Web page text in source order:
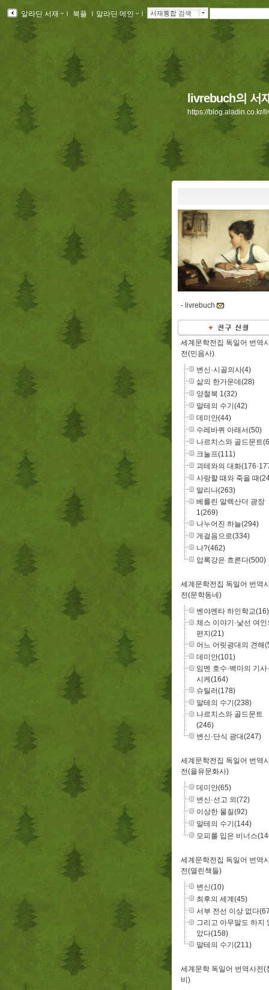
알라딘 서재 ｌ 북플 ｌ 알라딘 메인 ｌ 서재통합 검색
livrebuch의 서
https://blog.aladin.co.kr/
- livrebuch
세계문학전집 독일어 번역
전(민음사)
변신·시골의사(4)
삶의 한가운데(28)
양철북 1(32)
말테의 수기(42)
데미안(44)
수레바퀴 아래서(50)
나르치스와 골드문트
크눌프(111)
괴테와의 대화
사랑할 때와 죽을 때
말리나(263)
베를린 알렉산더 광장
1(269)
나누어진 하늘(294)
게걸음으로(334)
나?(462)
압록강은 흐른다(500)
세계문학전집 독일어 번역
전(문학동네)
벤야멘타 하인학교(16)
체스 이야기·낯선 여인
편지(21)
어느 어릿광대의 견해
데미안(101)
임멘 호수·백마의 기사
시케(164)
슈틸러(178)
말테의 수기(238)
나르치스와 골드문트
(246)
변신·단식 광대(247)
세계문학전집 독일어 번역
전(을유문화사)
데미안(65)
변신·선고 외(72)
이상한 물질(92)
말테의 수기(144)
모피를 입은 비너스
세계문학전집 독일어 번역
전(열린책들)
변신(10)
최후의 세계(45)
서부 전선 이상 없다
그리고 아무말도 하지
았다(158)
말테의 수기(211)
세계문학 독일어 번역사전(
비)